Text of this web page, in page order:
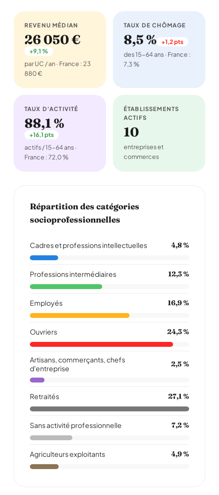
REVENU MÉDIAN
26 050 €
+9,1 %
par UC / an · France : 23
880 €
TAUX DE CHÔMAGE
8,5 % +1,2 pts
des 15-64 ans · France :
7,3 %
TAUX D'ACTIVITÉ
88,1 %
+16,1 pts
actifs / 15-64 ans ·
France : 72,0 %
ÉTABLISSEMENTS
ACTIFS
10
entreprises et
commerces
Répartition des catégories
socioprofessionnelles
Cadres et professions intellectuelles 4,8 %
Professions intermédiaires 12,3 %
Employés 16,9 %
Ouvriers 24,3 %
Artisans, commerçants, chefs
d'entreprise
2,5 %
Retraités 27,1 %
Sans activité professionnelle 7,2 %
Agriculteurs exploitants 4,9 %